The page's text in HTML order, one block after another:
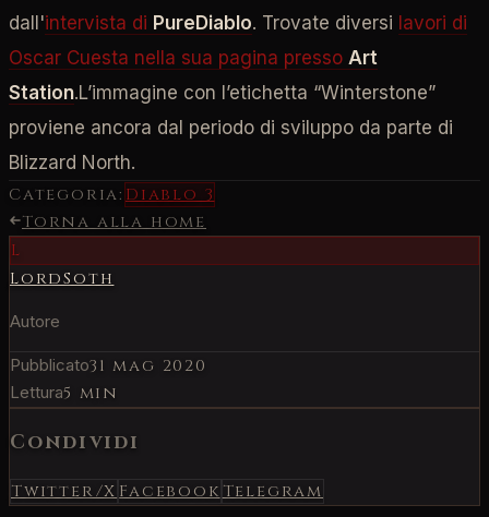
dall'intervista di PureDiablo. Trovate diversi lavori di
Oscar Cuesta nella sua pagina presso Art
Station.L’immagine con l’etichetta “Winterstone”
proviene ancora dal periodo di sviluppo da parte di
Blizzard North.
Categoria: Diablo 3
Torna alla home
L
LordSoth
Autore
Pubblicato31 mag 2020
Lettura5 min
Condividi
Twitter/X Facebook Telegram